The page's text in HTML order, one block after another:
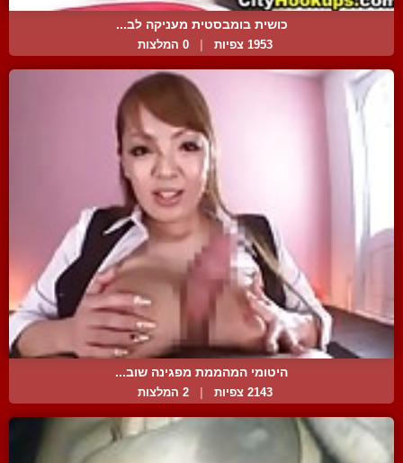
כושית בומבסטית מעניקה לב...
1953 צפיות 0 המלצות
היטומי המהממת מפגינה שוב...
2143 צפיות 2 המלצות